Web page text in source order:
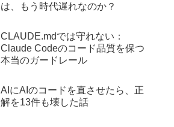
は、もう時代遅れなのか？
CLAUDE.mdでは守れない：
Claude Codeのコード品質を保つ
本当のガードレール
AIにAIのコードを直させたら、正
解を13件も壊した話